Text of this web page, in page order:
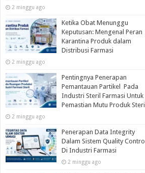
2 minggu ago
Ketika Obat Menunggu
Keputusan: Mengenal Peran
Karantina Produk dalam
Distribusi Farmasi
2 minggu ago
Pentingnya Penerapan
Pemantauan Partikel Pada
Industri Steril Farmasi Untuk
Pemastian Mutu Produk Steril
2 minggu ago
Penerapan Data Integrity
Dalam Sistem Quality Control
Di Industri Farmasi
2 minggu ago